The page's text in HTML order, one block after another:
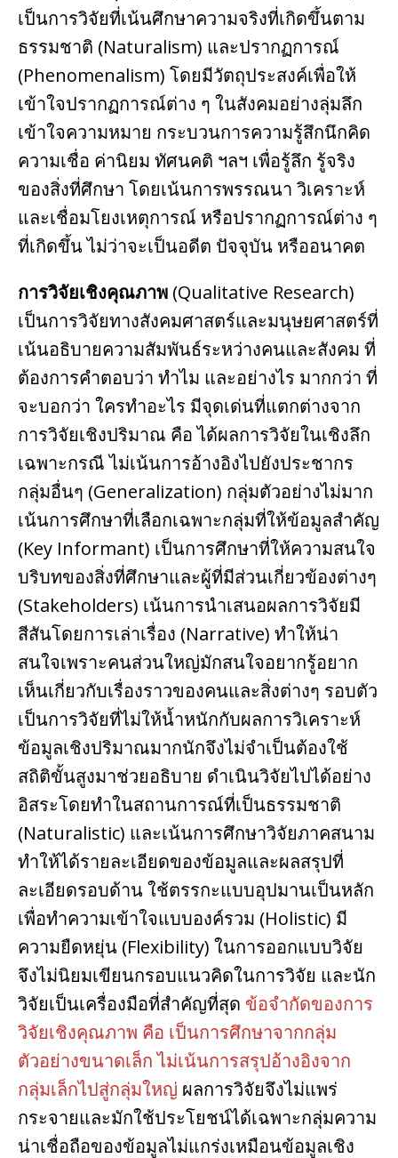
เป็นการวิจัยที่เน้นศึกษาความจริงที่เกิดขึ้นตาม
ธรรมชาติ (Naturalism) และปรากฏการณ์
(Phenomenalism) โดยมีวัตถุประสงค์เพื่อให้
เข้าใจปรากฏการณ์ต่าง ๆ ในสังคมอย่างลุ่มลึก
เข้าใจความหมาย กระบวนการความรู้สึกนึกคิด
ความเชื่อ ค่านิยม ทัศนคติ ฯลฯ เพื่อรู้ลึก รู้จริง
ของสิ่งที่ศึกษา โดยเน้นการพรรณนา วิเคราะห์
และเชื่อมโยงเหตุการณ์ หรือปรากฏการณ์ต่าง ๆ
ที่เกิดขึ้น ไม่ว่าจะเป็นอดีต ปัจจุบัน หรืออนาคต
การวิจัยเชิงคุณภาพ (Qualitative Research)
เป็นการวิจัยทางสังคมศาสตร์และมนุษยศาสตร์ที่
เน้นอธิบายความสัมพันธ์ระหว่างคนและสังคม ที่
ต้องการคําตอบว่า ทําไม และอย่างไร มากกว่า ที่
จะบอกว่า ใครทําอะไร มีจุดเด่นที่แตกต่างจาก
การวิจัยเชิงปริมาณ คือ ได้ผลการวิจัยในเชิงลึก
เฉพาะกรณี ไม่เน้นการอ้างอิงไปยังประชากร
กลุ่มอื่นๆ (Generalization) กลุ่มตัวอย่างไม่มาก
เน้นการศึกษาที่เลือกเฉพาะกลุ่มที่ให้ข้อมูลสําคัญ
(Key Informant) เป็นการศึกษาที่ให้ความสนใจ
บริบทของสิ่งที่ศึกษาและผู้ที่มีส่วนเกี่ยวข้องต่างๆ
(Stakeholders) เน้นการนําเสนอผลการวิจัยมี
สีสันโดยการเล่าเรื่อง (Narrative) ทําให้น่า
สนใจเพราะคนส่วนใหญ่มักสนใจอยากรู้อยาก
เห็นเกี่ยวกับเรื่องราวของคนและสิ่งต่างๆ รอบตัว
เป็นการวิจัยที่ไม่ให้น้ำหนักกับผลการวิเคราะห์
ข้อมูลเชิงปริมาณมากนักจึงไม่จําเป็นต้องใช้
สถิติขั้นสูงมาช่วยอธิบาย ดําเนินวิจัยไปได้อย่าง
อิสระโดยทําในสถานการณ์ที่เป็นธรรมชาติ
(Naturalistic) และเน้นการศึกษาวิจัยภาคสนาม
ทําให้ได้รายละเอียดของข้อมูลและผลสรุปที่
ละเอียดรอบด้าน ใช้ตรรกะแบบอุปมานเป็นหลัก
เพื่อทําความเข้าใจแบบองค์รวม (Holistic) มี
ความยืดหยุ่น (Flexibility) ในการออกแบบวิจัย
จึงไม่นิยมเขียนกรอบแนวคิดในการวิจัย และนัก
วิจัยเป็นเครื่องมือที่สําคัญที่สุด ข้อจํากัดของการ
วิจัยเชิงคุณภาพ คือ เป็นการศึกษาจากกลุ่ม
ตัวอย่างขนาดเล็ก ไม่เน้นการสรุปอ้างอิงจาก
กลุ่มเล็กไปสู่กลุ่มใหญ่ ผลการวิจัยจึงไม่แพร่
กระจายและมักใช้ประโยชน์ได้เฉพาะกลุ่มความ
น่าเชื่อถือของข้อมูลไม่แกร่งเหมือนข้อมูลเชิง